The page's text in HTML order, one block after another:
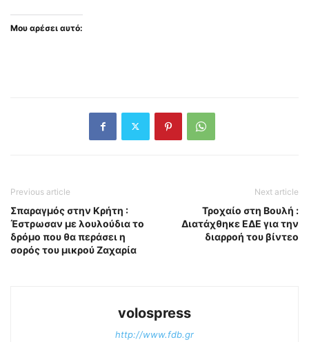
Μου αρέσει αυτό:
Previous article
Σπαραγμός στην Κρήτη :
Έστρωσαν με λουλούδια το
δρόμο που θα περάσει η
σορός του μικρού Ζαχαρία
Next article
Τροχαίο στη Βουλή :
Διατάχθηκε ΕΔΕ για την
διαρροή του βίντεο
volospress
http://www.fdb.gr